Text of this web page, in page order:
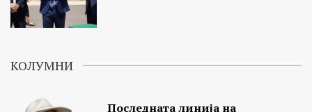
КОЛУМНИ
Последната линија на